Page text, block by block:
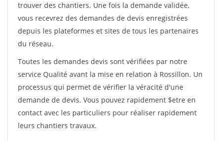
trouver des chantiers. Une fois la demande validée,
vous recevrez des demandes de devis enregistrées
depuis les plateformes et sites de tous les partenaires
du réseau.
Toutes les demandes devis sont vérifiées par notre
service Qualité avant la mise en relation à Rossillon. Un
processus qui permet de vérifier la véracité d'une
demande de devis. Vous pouvez rapidement $etre en
contact avec les particuliers pour réaliser rapidement
leurs chantiers travaux.